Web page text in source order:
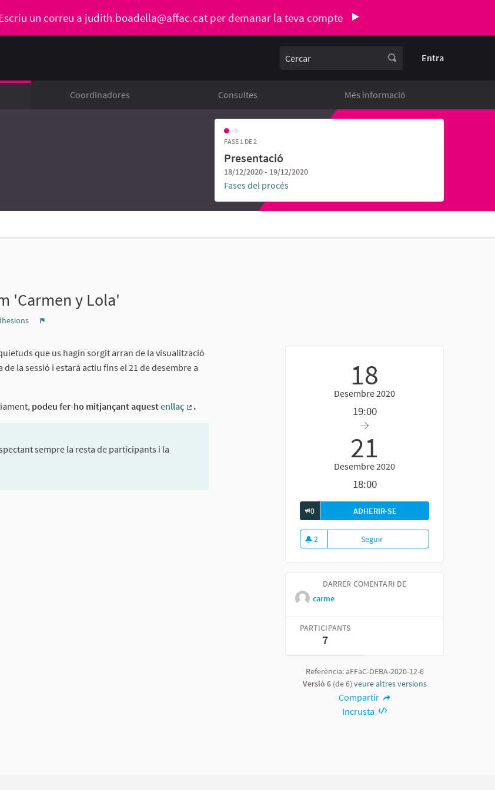
un correu a judith.boadella@affac.catper demanar la teva compte
Entra
Coordinadores Consultes Més informació
FASE 1 DE 2
Presentació
18/12/2020 - 19/12/2020
Fases del procés
'Carmen y Lola'
18
Desembre 2020
19:00
21
Desembre 2020
18:00
0 ADHERIR-SE
2
2 seguidores
SeguirFòrum general de debat sobre
DARRER COMENTARI DE
carme
PARTICIPANTS
7
Referència: aFFaC-DEBA-2020-12-6
Versió 6(de 6) veure altres versions
Compartir
Incrusta
que us hagin sorgit arran de la visualització
de la sessió i estarà actiu fins el 21 de desembre a
podeu fer-ho mitjançant aquestenllaç
.
sempre la resta de participants i la